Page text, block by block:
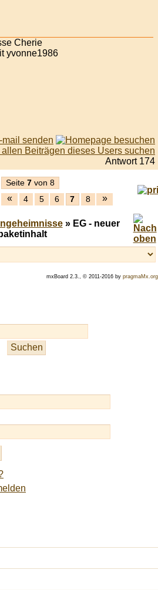
Cherie
yvonne1986
Antwort 174
Seite 7von 8
« 4 5 6 7 8 »
» EG - neuer
mxBoard 2.3., © 2011-2016 by pragmaMx.org